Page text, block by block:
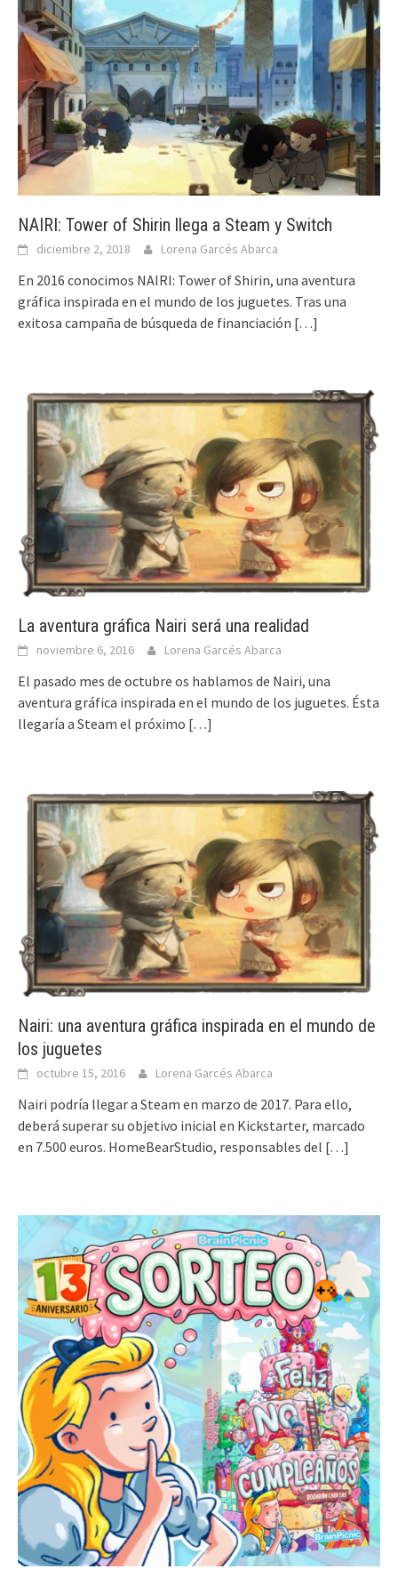
NAIRI: Tower of Shirin llega a Steam y Switch
diciembre 2, 2018 Lorena Garcés Abarca
En 2016 conocimos NAIRI: Tower of Shirin, una aventura
gráfica inspirada en el mundo de los juguetes. Tras una
exitosa campaña de búsqueda de financiación […]
La aventura gráfica Nairi será una realidad
noviembre 6, 2016 Lorena Garcés Abarca
El pasado mes de octubre os hablamos de Nairi, una
aventura gráfica inspirada en el mundo de los juguetes. Ésta
llegaría a Steam el próximo […]
Nairi: una aventura gráfica inspirada en el mundo de
los juguetes
octubre 15, 2016 Lorena Garcés Abarca
Nairi podría llegar a Steam en marzo de 2017. Para ello,
deberá superar su objetivo inicial en Kickstarter, marcado
en 7.500 euros. HomeBearStudio, responsables del […]